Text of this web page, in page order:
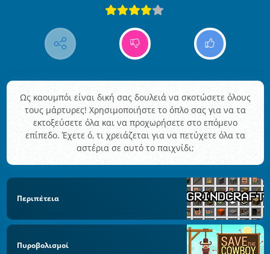
Ως καουμπόι είναι δική σας δουλειά να σκοτώσετε όλους
τους μάρτυρες! Χρησιμοποιήστε το όπλο σας για να τα
εκτοξεύσετε όλα και να προχωρήσετε στο επόμενο
επίπεδο. Έχετε ό, τι χρειάζεται για να πετύχετε όλα τα
αστέρια σε αυτό το παιχνίδι;
Περιπέτεια
Πυροβολισμοί